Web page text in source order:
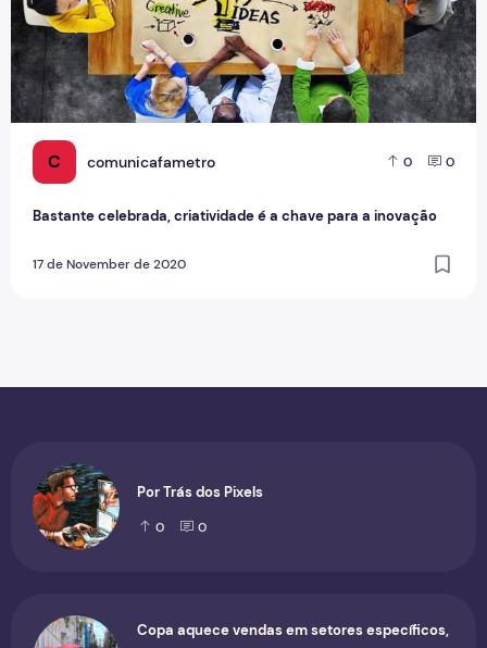
C comunicafametro 0 0
Bastante celebrada, criatividade é a chave para a inovação
17 de November de 2020
Por Trás dos Pixels
0 0
Copa aquece vendas em setores específicos,